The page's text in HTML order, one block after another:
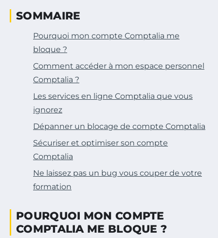
SOMMAIRE
Pourquoi mon compte Comptalia me
bloque ?
Comment accéder à mon espace personnel
Comptalia ?
Les services en ligne Comptalia que vous
ignorez
Dépanner un blocage de compte Comptalia
Sécuriser et optimiser son compte
Comptalia
Ne laissez pas un bug vous couper de votre
formation
POURQUOI MON COMPTE
COMPTALIA ME BLOQUE ?